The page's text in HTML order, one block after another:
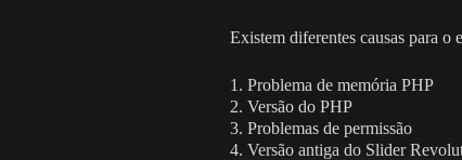
Existem diferentes causas para
1. Problema de memória PHP
2. Versão do PHP
3. Problemas de permissão
4. Versão antiga do Slider